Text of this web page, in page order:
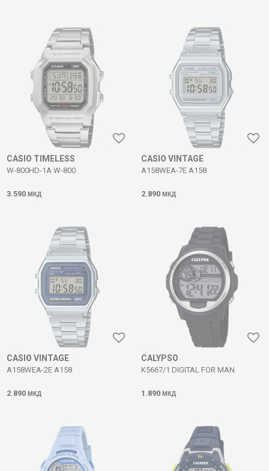
CASIO TIMELESS
W-800HD-1A W-800
3.590 МКД
CASIO VINTAGE
A158WEA-7E A158
2.890 МКД
CASIO VINTAGE
A158WEA-2E A158
2.890 МКД
CALYPSO
K5667/1 DIGITAL FOR MAN
1.890 МКД